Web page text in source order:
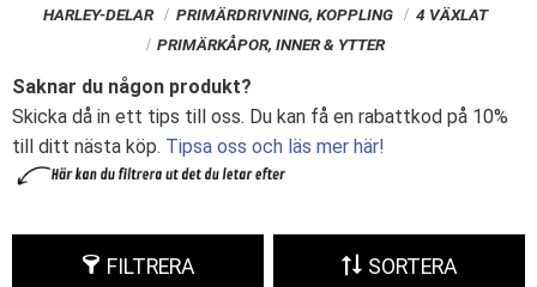
HARLEY-DELAR PRIMÄRDRIVNING, KOPPLING
4 VÄXLAT
PRIMÄRKÅPOR, INNER & YTTER
Saknar du någon produkt?
Skicka då in ett tips till oss. Du kan få en rabattkod på 10%
till ditt nästa köp. Tipsa oss och läs mer här!
FILTRERA SORTERA